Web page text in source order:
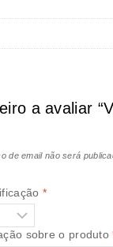
a avaliar
de email não será
*
sobre o produto